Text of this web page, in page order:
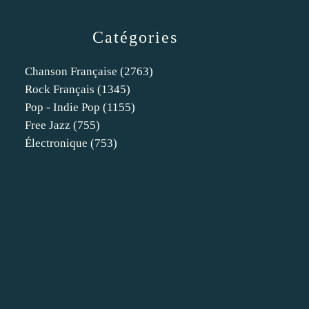
Catégories
Chanson Française (2763)
Rock Français (1345)
Pop - Indie Pop (1155)
Free Jazz (755)
Électronique (753)